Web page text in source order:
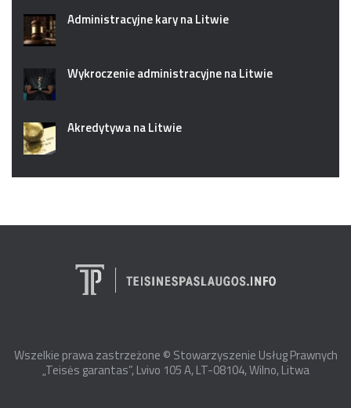
Administracyjne kary na Litwie
Wykroczenie administracyjne na Litwie
Akredytywa na Litwie
Wszelkie prawa zastrzeżone © Stowarzyszenie Usług Prawnych
„Teisės garantas”, Lvivo 105 A, LT-08104, Wilno, Litwa